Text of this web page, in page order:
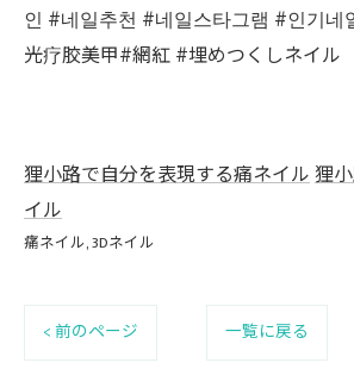
인 #네일추천 #네일스타그램 #인기
光疗胶美甲#網紅 #埋めつくしネイル
狸小路で自分を表現する痛ネイル狸
イル
痛ネイル 3Dネイル
< 前のページ 一覧に戻る